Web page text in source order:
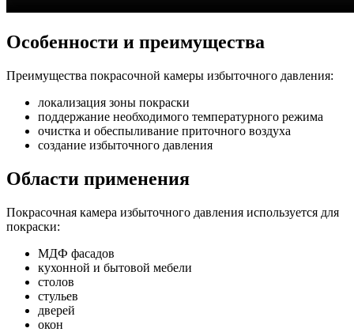
Особенности и преимущества
Преимущества покрасочной камеры избыточного давления:
локализация зоны покраски
поддержание необходимого температурного режима
очистка и обеспыливание приточного воздуха
создание избыточного давления
Области применения
Покрасочная камера избыточного давления используется для
покраски:
МДФ фасадов
кухонной и бытовой мебели
столов
стульев
дверей
окон